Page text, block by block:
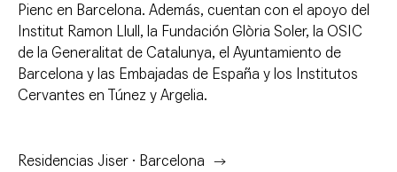
Pienc en Barcelona. Además, cuentan con el apoyo del
Institut Ramon Llull, la Fundación Glòria Soler, la OSIC
de la Generalitat de Catalunya, el Ayuntamiento de
Barcelona y las Embajadas de España y los Institutos
Cervantes en Túnez y Argelia.
Residencias Jiser · Barcelona